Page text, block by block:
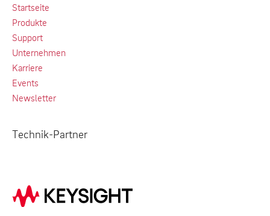
Startseite
Produkte
Support
Unternehmen
Karriere
Events
Newsletter
Technik-Partner